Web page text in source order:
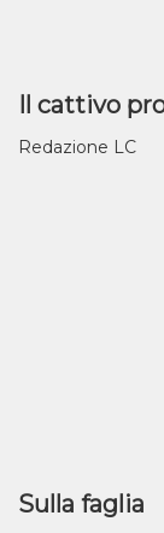
Il cattivo
Redazione LC
Sulla faglia